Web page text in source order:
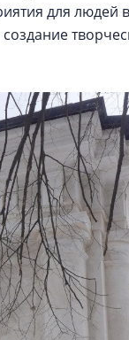
для людей
создание